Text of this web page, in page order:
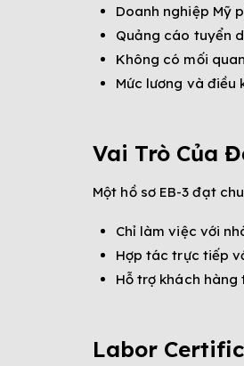
Doanh nghiệp Mỹ
Quảng cáo tuyển
Không có mối
Mức lương và điều
Vai Trò Của
Một hồ sơ EB-3 đạt
Chỉ làm việc với
Hợp tác trực tiếp
Hỗ trợ khách
Labor